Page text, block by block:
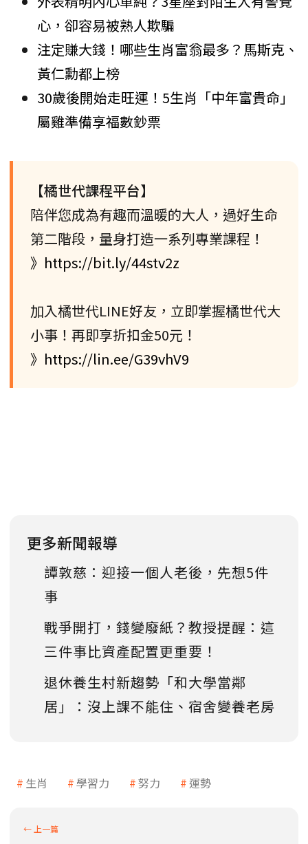
心，卻容易被熟人欺騙
注定賺大錢！哪些生肖富翁最多？馬斯克、
黃仁勳都上榜
30歲後開始走旺運！5生肖「中年富貴命」
屬雞準備享福數鈔票
【橘世代課程平台】
陪伴您成為有趣而溫暖的大人，過好生命
第二階段，量身打造一系列專業課程！
》https://bit.ly/44stv2z
加入橘世代LINE好友，立即掌握橘世代大
小事！再即享折扣金50元！
》https://lin.ee/G39vhV9
更多新聞報導
譚敦慈：迎接一個人老後，先想5件
事
戰爭開打，錢變廢紙？教授提醒：這
三件事比資產配置更重要！
退休養生村新趨勢「和大學當鄰
居」：沒上課不能住、宿舍變養老房
生肖 學習力 努力 運勢